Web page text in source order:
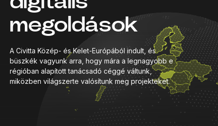
megoldások
A Civitta Közép- és Kelet-Európából indult, és
büszkék vagyunk arra, hogy mára a legnagyobb e
régióban alapított tanácsadó céggé váltunk,
miközben világszerte valósítunk meg projekteket.